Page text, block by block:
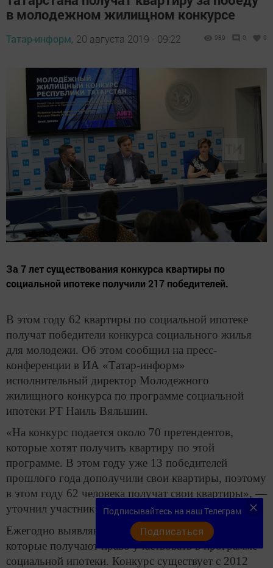
в молодежном жилищном конкурсе
Татар-информ, 20 августа 2019 - 09:22 939 0 0
За 7 лет существования конкурса квартиры по
социальной ипотеке получили 217 победителей.
В этом году 62 квартиры по социальной ипотеке
получат победители конкурса социального жилья
для молодежи. Об этом сообщил на пресс-
конференции в ИА «Татар-информ»
исполнительный директор Молодежного
жилищного конкурса по программе социальной
ипотеки РТ Наиль Вяльшин.
«На конкурс подается около 70 претендентов,
которые хотят получить квартиру по этой
программе. В этом году уже 13 победителей
прошлого года дополучили свои квартиры, поэтому
в этом году 62 человека получат свои квартиры», —
уточнил участник пресс-конференции.
Ежегодно выявляются 49 победителей конкурса,
которые получают право участвовать в программе
социальной ипотеки. Конкурс существует с 2012
Подписывайтесь на наш Телеграм
Подписаться